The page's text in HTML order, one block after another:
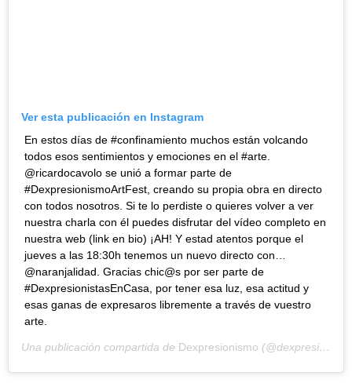
Ver esta publicación en Instagram
En estos días de #confinamiento muchos están volcando
todos esos sentimientos y emociones en el #arte.
@ricardocavolo se unió a formar parte de
#DexpresionismoArtFest, creando su propia obra en directo
con todos nosotros. Si te lo perdiste o quieres volver a ver
nuestra charla con él puedes disfrutar del vídeo completo en
nuestra web (link en bio) ¡AH! Y estad atentos porque el
jueves a las 18:30h tenemos un nuevo directo con…
@naranjalidad. Gracias chic@s por ser parte de
#DexpresionistasEnCasa, por tener esa luz, esa actitud y
esas ganas de expresaros libremente a través de vuestro
arte.
Una publicación compartida de Dexpresionismo (@dexpresionismo) el